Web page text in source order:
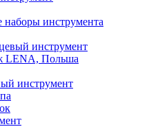
наборы инструмента
инструмент
LENA, Польша
инструмент